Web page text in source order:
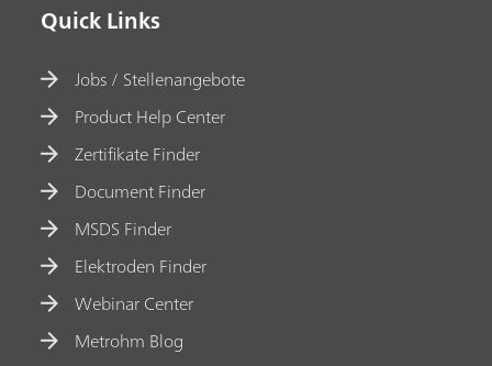
Quick Links
Jobs / Stellenangebote
Product Help Center
Zertifikate Finder
Document Finder
MSDS Finder
Elektroden Finder
Webinar Center
Metrohm Blog